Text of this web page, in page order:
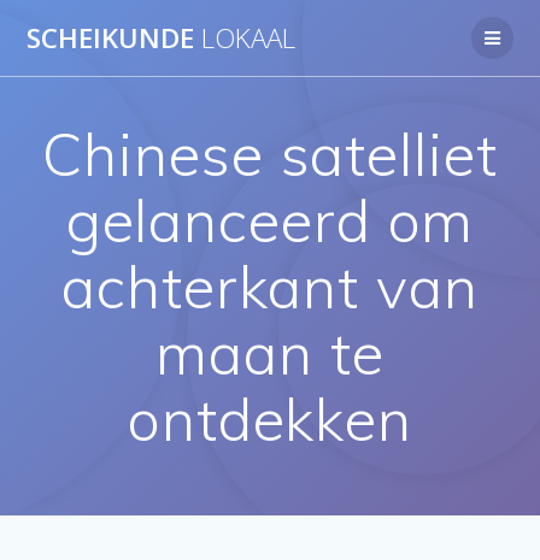
naar
SCHEIKUNDE LOKAAL
Chinese satelliet
gelanceerd om
achterkant van
maan te
ontdekken